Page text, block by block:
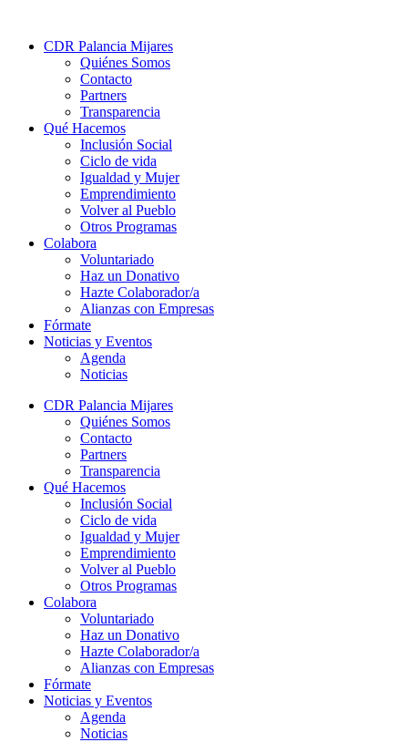
CDR Palancia Mijares
Quiénes Somos
Contacto
Partners
Transparencia
Qué Hacemos
Inclusión Social
Ciclo de vida
Igualdad y Mujer
Emprendimiento
Volver al Pueblo
Otros Programas
Colabora
Voluntariado
Haz un Donativo
Hazte Colaborador/a
Alianzas con Empresas
Fórmate
Noticias y Eventos
Agenda
Noticias
CDR Palancia Mijares
Quiénes Somos
Contacto
Partners
Transparencia
Qué Hacemos
Inclusión Social
Ciclo de vida
Igualdad y Mujer
Emprendimiento
Volver al Pueblo
Otros Programas
Colabora
Voluntariado
Haz un Donativo
Hazte Colaborador/a
Alianzas con Empresas
Fórmate
Noticias y Eventos
Agenda
Noticias